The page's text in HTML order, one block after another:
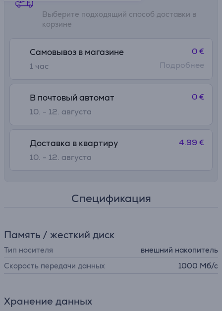
Выберите подходящий способ доставки в
корзине
Самовывоз в магазине
1 час
0 €
Подробнее
В почтовый автомат
10. - 12. августа
0 €
Доставка в квартиру
10. - 12. августа
4.99 €
Спецификация
Память / жесткий диск
Тип носителя
внешний накопитель
Скорость передачи данных
1000 Мб/с
Хранение данных